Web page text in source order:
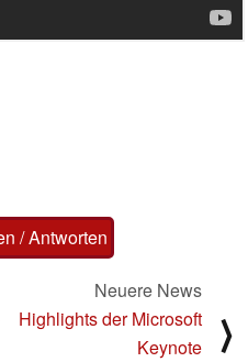
/ Antworten
Neuere News
Highlights der Microsoft
Keynote
⟩